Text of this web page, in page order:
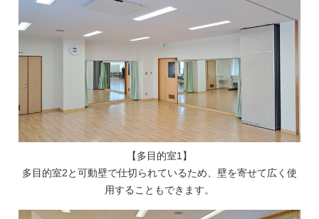
【多目的室1】
多目的室2と可動壁で仕切られているため、壁を寄せて広く使
用することもできます。